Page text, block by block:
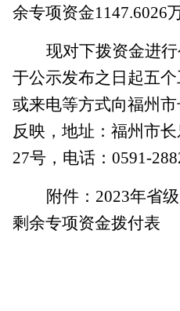
余专项资金1147.6026
现对下拨资金进
于公示发布之日起五
或来电等方式向福州
反映，地址：福州市
27号，电话： 0591-
附件： 2023年省
剩余专项资金拨付表